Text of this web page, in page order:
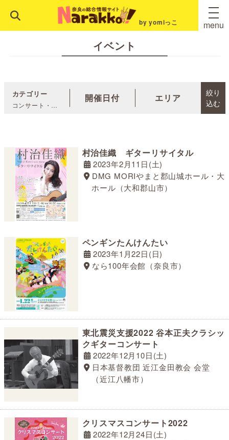
by yomiっこ menu
イベント
カテゴリー
コンサート・公
開催日付 エリア
絞り
込む
村治佳織 ギターリサイタル
2023年2月11日(土)
DMG MORIやまと郡山城ホール・大
ホール（大和郡山市）
ペンギンたんけんたい
2023年1月22日(日)
なら100年会館（奈良市）
東北震災支援2022 谷本正夫クラシッ
クギターコンサート
2022年12月10日(土)
日本基督教団 近江金田教会 会堂
（近江八幡市）
クリスマスコンサート2022
2022年12月24日(土)